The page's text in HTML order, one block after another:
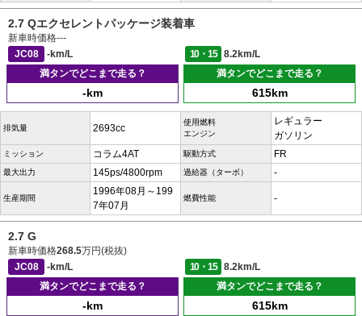
2.7 Qエクセレントパッケージ装着車
新車時価格---
JC08
-km/L 10・15
8.2km/L
満タンでどこまで走る？
-km
満タンでどこまで走る？
615km
排気量 2693cc
使用燃料
エンジン
レギュラー
ガソリン
ミッション コラム4AT 駆動方式 FR
最大出力 145ps/4800rpm 過給器（ターボ） -
生産期間
1996年08月～199
7年07月
燃費性能 -
2.7 G
新車時価格268.5万円(税抜)
JC08
-km/L 10・15
8.2km/L
満タンでどこまで走る？
-km
満タンでどこまで走る？
615km